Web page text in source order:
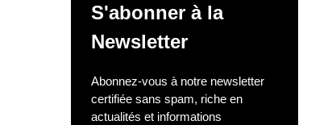
S'abonner à la
Newsletter
Abonnez-vous à notre newsletter
certifiée sans spam, riche en
actualités et informations